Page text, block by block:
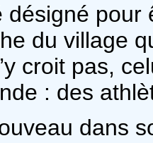
pour
du village
croit pas,
: des
dans